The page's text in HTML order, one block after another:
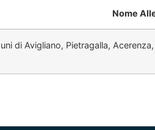
Nome
di Avigliano, Pietragalla,